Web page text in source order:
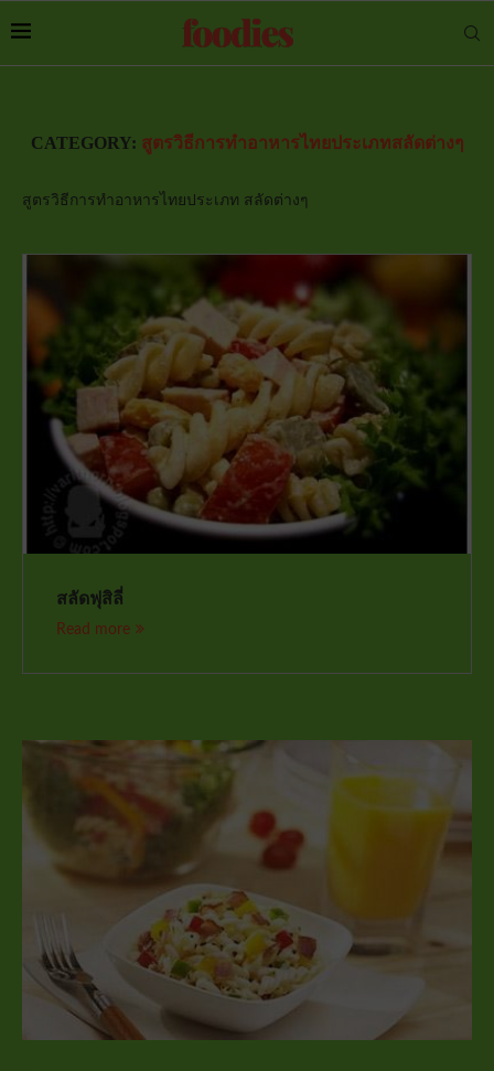
CATEGORY: สูตรวิธีการทำอาหารไทยประเภทสลัดต่างๆ
สูตรวิธีการทำอาหารไทยประเภท สลัดต่างๆ
สลัดฟุสิลี่
Read more